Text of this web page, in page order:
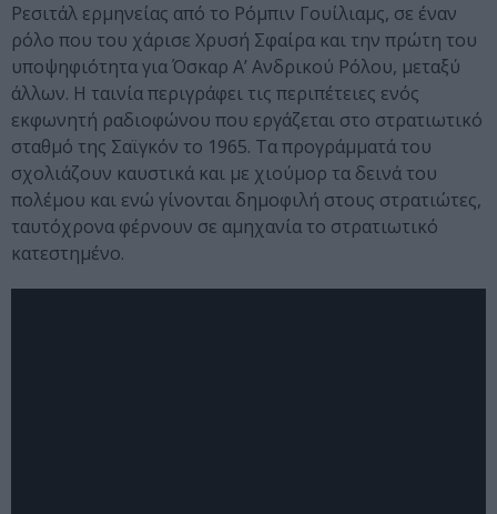
Ρεσιτάλ ερμηνείας από το Ρόμπιν Γουίλιαμς, σε έναν
ρόλο που του χάρισε Χρυσή Σφαίρα και την πρώτη του
υποψηφιότητα για Όσκαρ Α’ Ανδρικού Ρόλου, μεταξύ
άλλων. Η ταινία περιγράφει τις περιπέτειες ενός
εκφωνητή ραδιοφώνου που εργάζεται στο στρατιωτικό
σταθμό της Σαϊγκόν το 1965. Τα προγράμματά του
σχολιάζουν καυστικά και με χιούμορ τα δεινά του
πολέμου και ενώ γίνονται δημοφιλή στους στρατιώτες,
ταυτόχρονα φέρνουν σε αμηχανία το στρατιωτικό
κατεστημένο.